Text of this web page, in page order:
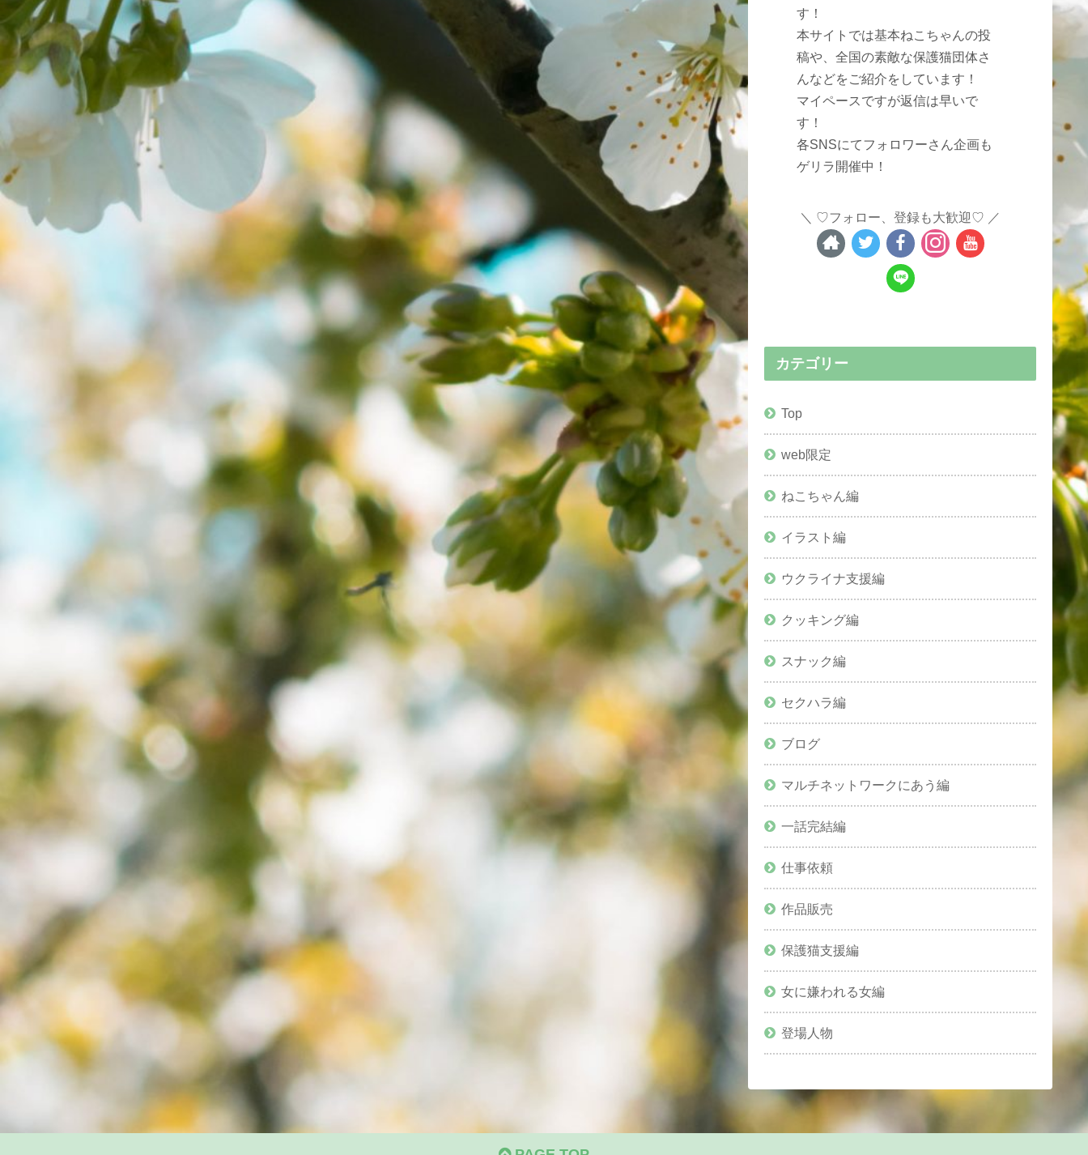
す！
本サイトでは基本ねこちゃんの投
稿や、全国の素敵な保護猫団体さ
んなどをご紹介をしています！
マイペースですが返信は早いで
す！
各SNSにてフォロワーさん企画も
ゲリラ開催中！
♡フォロー、登録も大歓迎♡
カテゴリー
Top
web限定
ねこちゃん編
イラスト編
ウクライナ支援編
クッキング編
スナック編
セクハラ編
ブログ
マルチネットワークにあう編
一話完結編
仕事依頼
作品販売
保護猫支援編
女に嫌われる女編
登場人物